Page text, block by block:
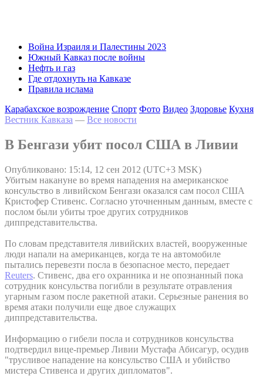
Война Израиля и Палестины 2023
Южный Кавказ после войны
Нефть и газ
Где отдохнуть на Кавказе
Правила ислама
Карабахское возрождение Спорт Фото Видео Здоровье Кухня
Вестник Кавказа — Все новости
В Бенгази убит посол США в Ливии
Опубликовано: 15:14, 12 сен 2012 (UTC+3 MSK)
Убитым накануне во время нападения на американское
консульство в ливийском Бенгази оказался сам посол США
Кристофер Стивенс. Согласно уточненным данным, вместе с
послом были убиты трое других сотрудников
диппредставительства.
По словам представителя ливийских властей, вооруженные
люди напали на американцев, когда те на автомобиле
пытались перевезти посла в безопасное место, передает
Reuters. Стивенс, два его охранника и не опознанный пока
сотрудник консульства погибли в результате отравления
угарным газом после ракетной атаки. Серьезные ранения во
время атаки получили еще двое служащих
диппредставительства.
Информацию о гибели посла и сотрудников консульства
подтвердил вице-премьер Ливии Мустафа Абисагур, осудив
"трусливое нападение на консульство США и убийство
мистера Стивенса и других дипломатов".